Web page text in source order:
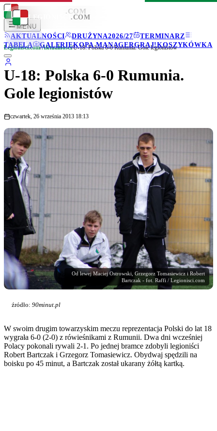
LEGIONISCI .COM
MENU
AKTUALNOŚCI
DRUŻYNA2026/27
TERMINARZ
TABELA
GALERIEKOPA MANAGERGRAJ!KOSZYKÓWKA
LEGIONISCI .COM
Legionisci.com/Aktualności/U-18: Polska 6-0 Rumunia. Gole legionistów
U-18: Polska 6-0 Rumunia.
Gole legionistów
czwartek, 26 września 2013 18:13
Od lewej Maciej Ostrowski, Grzegorz Tomasiewicz i Robert
Bartczak - fot. Raffi / Legionisci.com
źródło: 90minut.pl
W swoim drugim towarzyskim meczu reprezentacja Polski do lat 18
wygrała 6-0 (2-0) z rówieśnikami z Rumunii. Dwa dni wcześniej
Polacy pokonali rywali 2-1. Po jednej bramce zdobyli legioniści
Robert Bartczak i Grzegorz Tomasiewicz. Obydwaj spędzili na
boisku po 45 minut, a Bartczak został ukarany żółtą kartką.